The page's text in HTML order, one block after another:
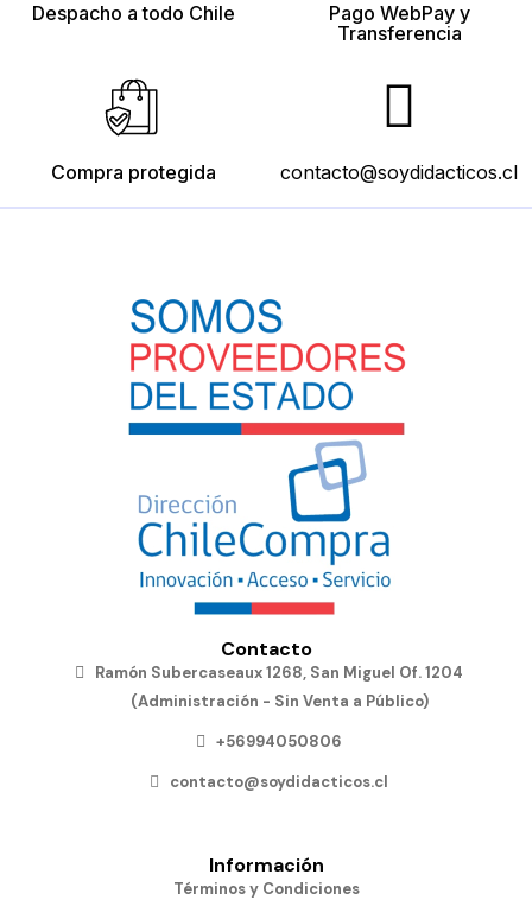
Despacho a todo Chile
Pago WebPay y
Transferencia
Compra protegida contacto@soydidacticos.cl
Contacto
Ramón Subercaseaux 1268, San Miguel Of. 1204
(Administración - Sin Venta a Público)
+56994050806
contacto@soydidacticos.cl
Información
Términos y Condiciones